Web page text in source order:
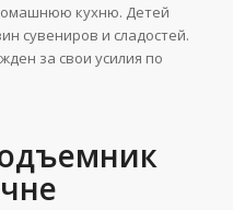
кухню. Детей
сувениров и сладостей.
за свои усилия по